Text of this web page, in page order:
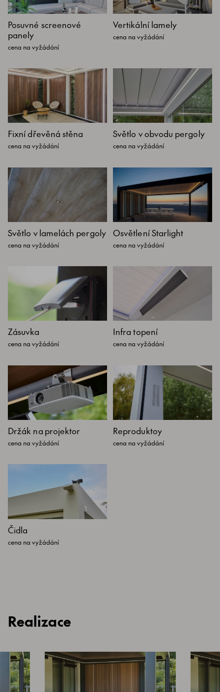
Posuvné screenové
panely
cena na vyžádání
Vertikální lamely
cena na vyžádání
Fixní dřevěná stěna
cena na vyžádání
Světlo v obvodu pergoly
cena na vyžádání
Světlo v lamelách pergoly
cena na vyžádání
Osvětlení Starlight
cena na vyžádání
Zásuvka
cena na vyžádání
Infra topení
cena na vyžádání
Držák na projektor
cena na vyžádání
Reproduktoy
cena na vyžádání
Čidla
cena na vyžádání
Realizace